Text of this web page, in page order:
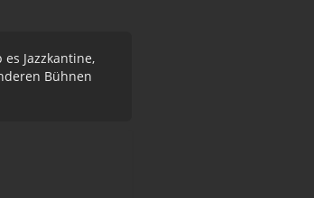
Jazzkantine,
Bühnen